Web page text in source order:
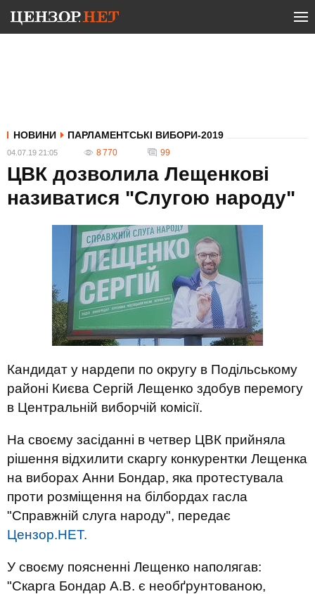
НОВИНИ ПАРЛАМЕНТСЬКІ ВИБОРИ-2019
04.07.19 21:05 8 770 99
ЦВК дозволила Лещенкові
називатися "Слугою народу"
Кандидат у нардепи по округу в Подільському
районі Києва Сергій Лещенко здобув перемогу
в Центральній виборчій комісії.
На своєму засіданні в четвер ЦВК прийняла
рішення відхилити скаргу конкурентки Лещенка
на виборах Анни Бондар, яка протестувала
проти розміщення на білбордах гасла
"Справжній слуга народу", передає
Цензор.НЕТ.
У своєму поясненні Лещенко наполягав:
"Скарга Бондар А.В. є необґрунтованою,